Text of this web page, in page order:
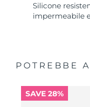
Silicone
impermeabile
POTREBBE
SAVE 28%